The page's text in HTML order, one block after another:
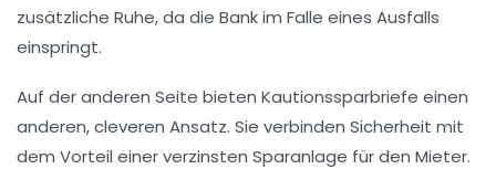
zusätzliche Ruhe, da die Bank im Falle eines Ausfalls
einspringt.
Auf der anderen Seite bieten Kautionssparbriefe einen
anderen, cleveren Ansatz. Sie verbinden Sicherheit mit
dem Vorteil einer verzinsten Sparanlage für den Mieter.